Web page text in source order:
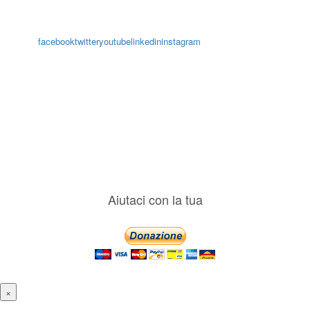
facebooktwitteryoutubelinkedininstagram
Aiutaci con la tua
×